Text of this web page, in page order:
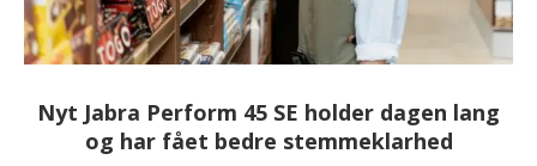
Nyt Jabra Perform 45 SE holder dagen lang
og har fået bedre stemmeklarhed